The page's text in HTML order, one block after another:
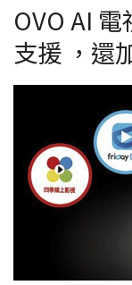
OVO AI
支援 ，還